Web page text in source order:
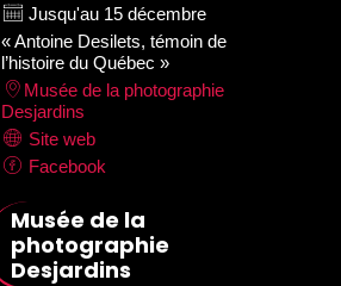
Jusqu'au 15 décembre
« Antoine Desilets, témoin de
l’histoire du Québec »
Musée de la photographie
Desjardins
Site web
Facebook
Musée de la
photographie
Desjardins